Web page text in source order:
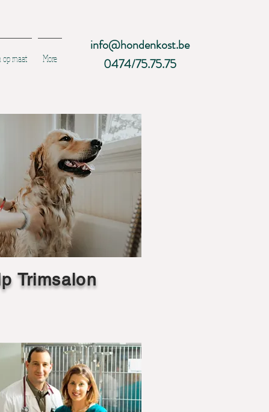
maat More
Trimsalon
info@hondenkost.be
0474/75.75.75